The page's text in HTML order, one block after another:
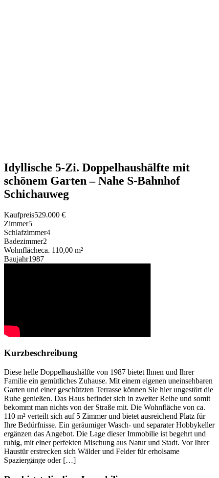
Idyllische 5-Zi. Doppelhaushälfte mit
schönem Garten – Nahe S-Bahnhof
Schichauweg
Kaufpreis529.000 €
Zimmer5
Schlafzimmer4
Badezimmer2
Wohnflächeca. 110,00 m²
Baujahr1987
Kurzbeschreibung
Diese helle Doppelhaushälfte von 1987 bietet Ihnen und Ihrer
Familie ein gemütliches Zuhause. Mit einem eigenen uneinsehbaren
Garten und einer geschützten Terrasse können Sie hier ungestört die
Ruhe genießen. Das Haus befindet sich in zweiter Reihe und somit
bekommt man nichts von der Straße mit. Die Wohnfläche von ca.
110 m² verteilt sich auf 5 Zimmer und bietet ausreichend Platz für
Ihre Bedürfnisse. Ein geräumiger Wasch- und separater Hobbykeller
ergänzen das Angebot. Die Lage dieser Immobilie ist begehrt und
ruhig, mit einer perfekten Mischung aus Natur und Stadt. Vor Ihrer
Haustür erstrecken sich Wälder und Felder für erholsame
Spaziergänge oder […]